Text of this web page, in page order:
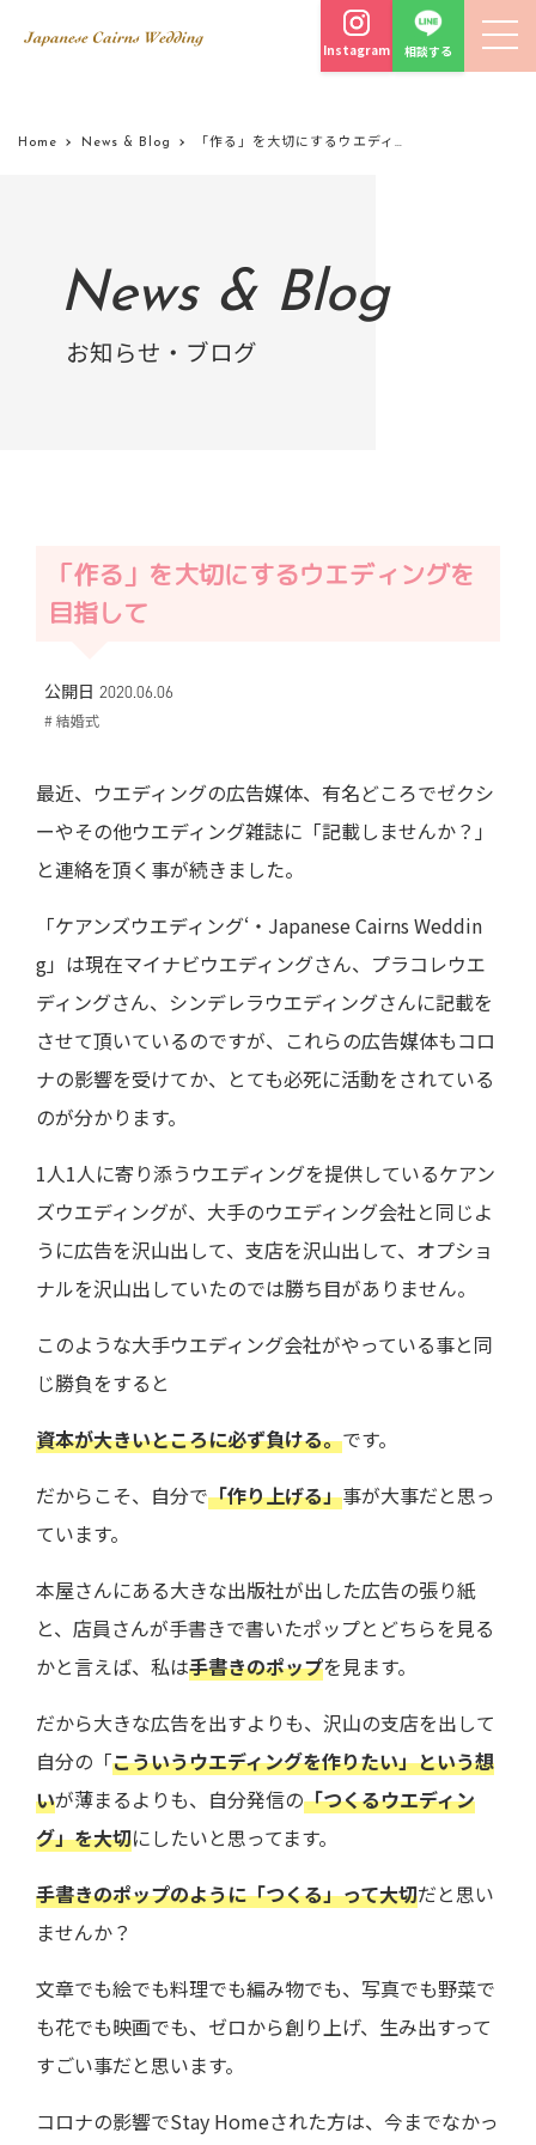
Instagram 相談する
Home News & Blog 「作る」を大切にするウエディングを目指して
News & Blog
お知らせ・ブログ
「作る」を大切にするウエディングを
目指して
公開日 2020.06.06
# 結婚式
最近、ウエディングの広告媒体、有名どころでゼクシ
ーやその他ウエディング雑誌に「記載しませんか？」
と連絡を頂く事が続きました。
「ケアンズウエディング‘・Japanese Cairns Weddin
g」は現在マイナビウエディングさん、プラコレウエ
ディングさん、シンデレラウエディングさんに記載を
させて頂いているのですが、これらの広告媒体もコロ
ナの影響を受けてか、とても必死に活動をされている
のが分かります。
1人1人に寄り添うウエディングを提供しているケアン
ズウエディングが、大手のウエディング会社と同じよ
うに広告を沢山出して、支店を沢山出して、オプショ
ナルを沢山出していたのでは勝ち目がありません。
このような大手ウエディング会社がやっている事と同
じ勝負をすると
資本が大きいところに必ず負ける。です。
だからこそ、自分で「作り上げる」事が大事だと思っ
ています。
本屋さんにある大きな出版社が出した広告の張り紙
と、店員さんが手書きで書いたポップとどちらを見る
かと言えば、私は手書きのポップを見ます。
だから大きな広告を出すよりも、沢山の支店を出して
自分の「こういうウエディングを作りたい」という想
いが薄まるよりも、自分発信の「つくるウエディン
グ」を大切にしたいと思ってます。
手書きのポップのように「つくる」って大切だと思い
ませんか？
文章でも絵でも料理でも編み物でも、写真でも野菜で
も花でも映画でも、ゼロから創り上げ、生み出すって
すごい事だと思います。
コロナの影響でStay Homeされた方は、今までなかっ